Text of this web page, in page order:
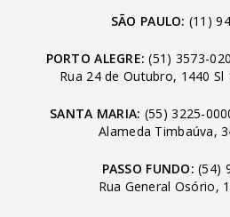
SÃO PAULO: (11)
PORTO ALEGRE: (51) 3573-
Rua 24 de Outubro, 1440 Sl
SANTA MARIA: (55) 3225-
Alameda Timbaúva,
PASSO FUNDO: (54)
Rua General Osório,